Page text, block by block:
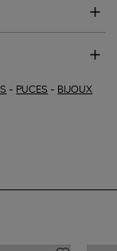
- PUCES - BIJOUX